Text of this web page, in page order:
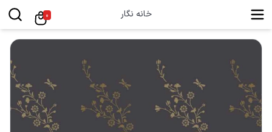
خانه نگار 0